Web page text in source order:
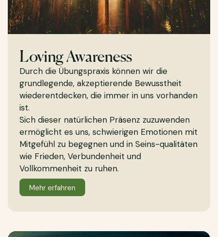
Loving Awareness
Durch die Übungspraxis können wir die
grundlegende, akzeptierende Bewusstheit
wiederentdecken, die immer in uns vorhanden
ist.
Sich dieser natürlichen Präsenz zuzuwenden
ermöglicht es uns, schwierigen Emotionen mit
Mitgefühl zu begegnen und in Seins-qualitäten
wie Frieden, Verbundenheit und
Vollkommenheit zu ruhen.
Mehr erfahren